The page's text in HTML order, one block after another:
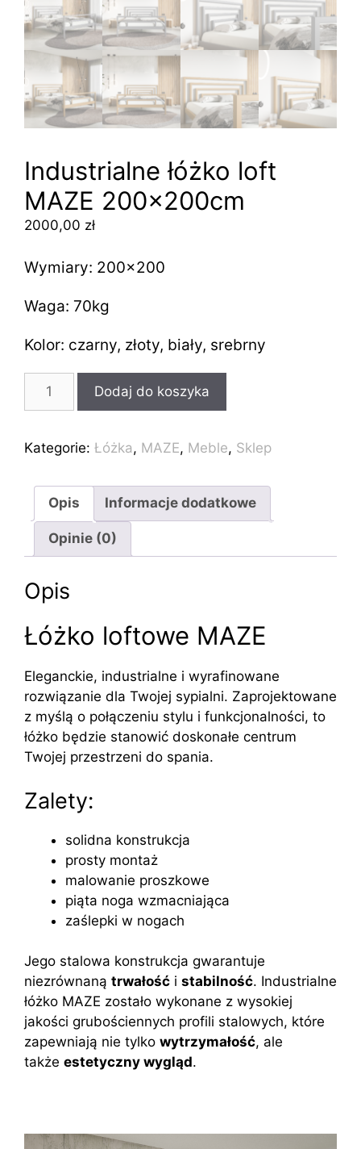
Industrialne łóżko loft
MAZE 200x200cm
2000,00 zł
Wymiary: 200×200
Waga: 70kg
Kolor: czarny, złoty, biały, srebrny
Industrialne
loft
200x200cm
Dodaj do koszyka
Kategorie: Łóżka, MAZE, Meble, Sklep
Opis Informacje dodatkowe
Opinie (0)
Opis
Łóżko loftowe MAZE
Eleganckie, industrialne i wyrafinowane
rozwiązanie dla Twojej sypialni. Zaprojektowane
z myślą o połączeniu stylu i funkcjonalności, to
łóżko będzie stanowić doskonałe centrum
Twojej przestrzeni do spania.
Zalety:
solidna konstrukcja
prosty montaż
malowanie proszkowe
piąta noga wzmacniająca
zaślepki w nogach
Jego stalowa konstrukcja gwarantuje
niezrównaną trwałość i stabilność. Industrialne
łóżko MAZE zostało wykonane z wysokiej
jakości grubościennych profili stalowych, które
zapewniają nie tylko wytrzymałość, ale
także estetyczny wygląd.